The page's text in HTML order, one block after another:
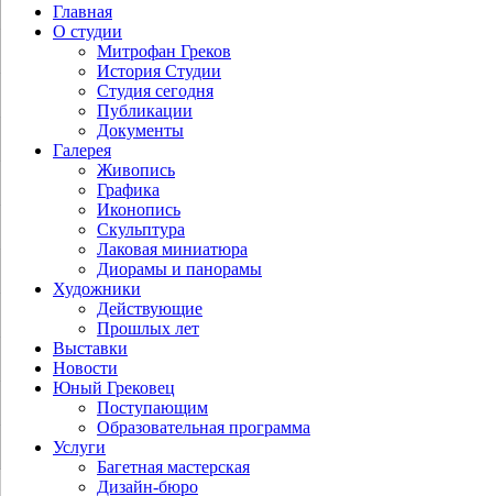
Главная
О студии
Митрофан Греков
История Студии
Студия сегодня
Публикации
Документы
Галерея
Живопись
Графика
Иконопись
Скульптура
Лаковая миниатюра
Диорамы и панорамы
Художники
Действующие
Прошлых лет
Выставки
Новости
Юный Грековец
Поступающим
Образовательная программа
Услуги
Багетная мастерская
Дизайн-бюро